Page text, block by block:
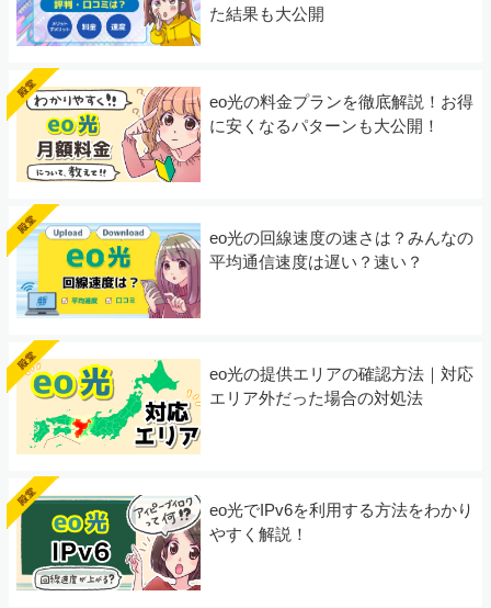
た結果も大公開
eo光の料金プランを徹底解説！お得
に安くなるパターンも大公開！
eo光の回線速度の速さは？みんなの
平均通信速度は遅い？速い？
eo光の提供エリアの確認方法｜対応
エリア外だった場合の対処法
eo光でIPv6を利用する方法をわかり
やすく解説！